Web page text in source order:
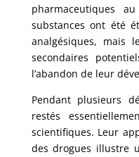
pharmaceutiques
substances ont été
analgésiques, mais
secondaires
l’abandon de leur
Pendant plusieurs
restés
scientifiques. Leur
des drogues illustre